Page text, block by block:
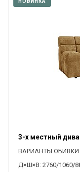
НОВИНКА
3-х местный
ВАРИАНТЫ ОБИВКИ
Д×Ш×В: 2760/1060/